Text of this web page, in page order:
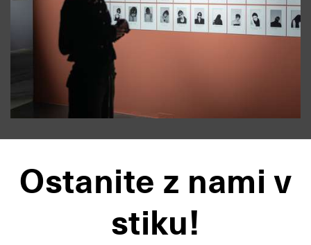
Ostanite z nami v
stiku!